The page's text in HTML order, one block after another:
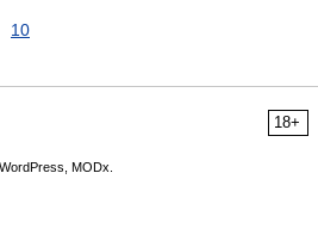
10
18+
WordPress, MODx.